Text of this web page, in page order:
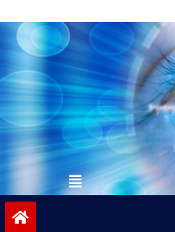
to
contentvinivida.lk